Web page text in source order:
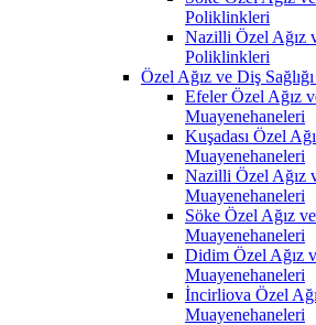
Poliklinkleri
Nazilli Özel Ağız
Poliklinkleri
Özel Ağız ve Diş
Efeler Özel Ağız
Muayenehaneleri
Kuşadası Özel
Muayenehaneleri
Nazilli Özel Ağız
Muayenehaneleri
Söke Özel Ağız
Muayenehaneleri
Didim Özel Ağız
Muayenehaneleri
İncirliova Özel
Muayenehaneleri